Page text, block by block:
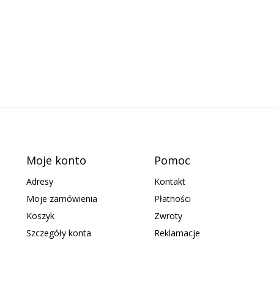
Moje konto
Adresy
Moje zamówienia
Koszyk
Szczegóły konta
Pomoc
Kontakt
Płatności
Zwroty
Reklamacje